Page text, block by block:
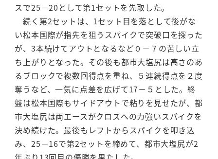
スで25－20として第1セットを先取した。
続く第2セットは、1セット目を落として後がな
い松本国際が指先を狙うスパイクで突破口を探った
が、3本続けてアウトとなるなど０－７の苦しい立
ち上がりとなった。その後も都市大塩尻は高さのあ
るブロックで複数回得点を重ね、５連続得点を２度
奪うなど、一気に点差を広げて17－５とした。終
盤は松本国際もサイドアウトで粘りを見せたが、都
市大塩尻は両エースがクロスへの力強いスパイクを
決め続けた。最後もレフトからスパイクを叩き込
み、25－16で第2セットを締めて、都市大塩尻が2